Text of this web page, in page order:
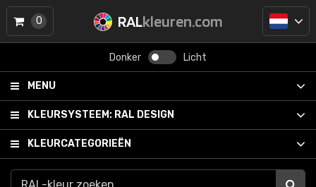
RALkleuren.com
Donker Licht
MENU
KLEURSYSTEEM: RAL DESIGN
KLEURCATEGORIEËN
0